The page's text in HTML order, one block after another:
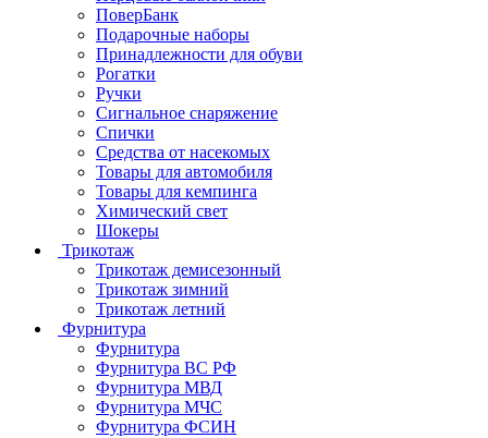
ПоверБанк
Подарочные наборы
Принадлежности для обуви
Рогатки
Ручки
Сигнальное снаряжение
Спички
Средства от насекомых
Товары для автомобиля
Товары для кемпинга
Химический свет
Шокеры
Трикотаж
Трикотаж демисезонный
Трикотаж зимний
Трикотаж летний
Фурнитура
Фурнитура
Фурнитура ВС РФ
Фурнитура МВД
Фурнитура МЧС
Фурнитура ФСИН